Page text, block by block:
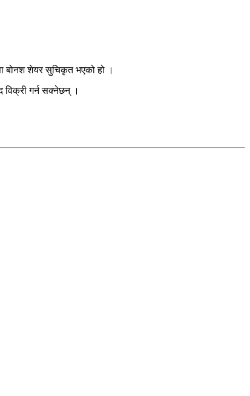
बोनश शेयर सुचिकृत भएको हो ।
विक्री गर्न सक्नेछन् ।